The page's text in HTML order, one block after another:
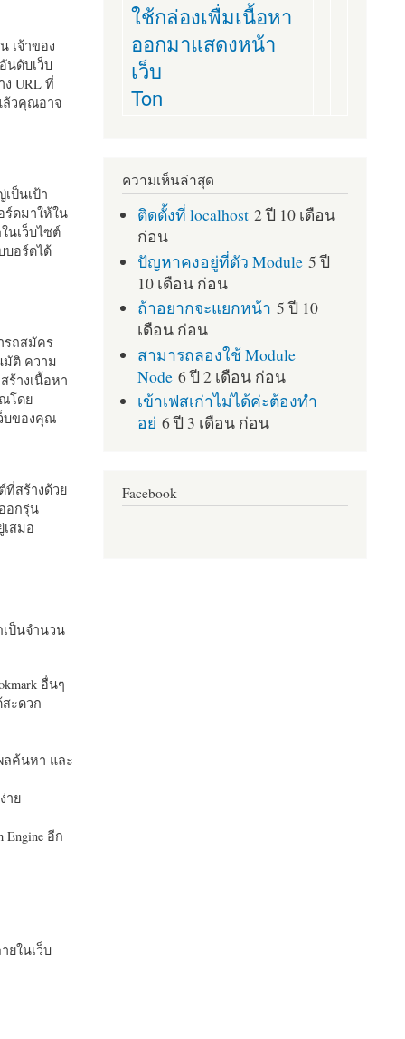
เจ้าของ
นดับเว็บ
URL ที่
ล้วคุณอาจ
ป็นเป้า
ร์ดมาให้ใน
นเว็บไซต์
บอร์ดได้
รถสมัคร
มัติ ความ
ร้างเนื้อหา
ณโดย
บของคุณ
ที่สร้างด้วย
อกรุ่น
สมอ
ป็นจำนวน
อื่นๆ
สะดวก
ลค้นหา และ
าย
อีก
ยในเว็บ
ใช้กล่องเพื่มเนื้อหา
ออกมาแสดงหน้า
เว็บ
Ton
ความเห็นล่าสุด
ติดตั้งที่ localhost 2 ปี 10 เดือน
ก่อน
ปัญหาคงอยู่ที่ตัว Module 5 ปี
10 เดือน ก่อน
ถ้าอยากจะแยกหน้า 5 ปี 10
เดือน ก่อน
สามารถลองใช้ Module
Node 6 ปี 2 เดือน ก่อน
เข้าเฟสเก่าไม่ได้ค่ะต้องทำ
อย่ 6 ปี 3 เดือน ก่อน
Facebook